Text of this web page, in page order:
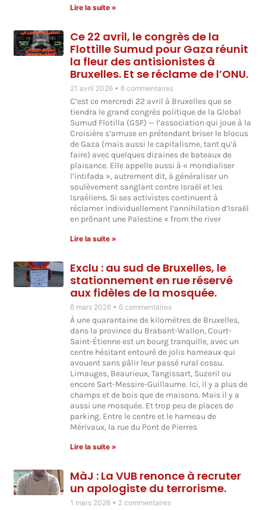
Lire la suite »
Ce 22 avril, le congrès de la
Flottille Sumud pour Gaza réunit
la fleur des antisionistes à
Bruxelles. Et se réclame de l’ONU.
21 avril 2026 6 commentaires
C’est ce mercredi 22 avril à Bruxelles que se
tiendra le grand congrès politique de la Global
Sumud Flotilla (GSF) — l’association qui joue à la
Croisière s’amuse en prétendant briser le blocus
de Gaza (mais aussi le capitalisme, tant qu’à
faire) avec quelques dizaines de bateaux de
plaisance. Elle appelle aussi à « mondialiser
l’intifada », autrement dit, à généraliser un
soulèvement sanglant contre Israël et les
Israéliens. Si ses activistes continuent à
réclamer individuellement l’annihilation d’Israël
en prônant une Palestine « from the river
Lire la suite »
Exclu : au sud de Bruxelles, le
stationnement en rue réservé
aux fidèles de la mosquée.
6 mars 2026 6 commentaires
À une quarantaine de kilomètres de Bruxelles,
dans la province du Brabant-Wallon, Court-
Saint-Étienne est un bourg tranquille, avec un
centre hésitant entouré de jolis hameaux qui
avouent sans pâlir leur passé rural cossu.
Limauges, Beaurieux, Tangissart, Suzeril ou
encore Sart-Messire-Guillaume. Ici, il y a plus de
champs et de bois que de maisons. Mais il y a
aussi une mosquée. Et trop peu de places de
parking. Entre le centre et le hameau de
Mérivaux, la rue du Pont de Pierres
Lire la suite »
MàJ : La VUB renonce à recruter
un apologiste du terrorisme.
1 mars 2026 2 commentaires